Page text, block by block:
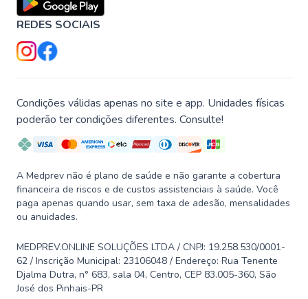
REDES SOCIAIS
Condições válidas apenas no site e app. Unidades físicas
poderão ter condições diferentes. Consulte!
A Medprev não é plano de saúde e não garante a cobertura
financeira de riscos e de custos assistenciais à saúde. Você
paga apenas quando usar, sem taxa de adesão, mensalidades
ou anuidades.
MEDPREV.ONLINE SOLUÇÕES LTDA / CNPJ: 19.258.530/0001-
62 / Inscrição Municipal: 23106048 / Endereço: Rua Tenente
Djalma Dutra, n° 683, sala 04, Centro, CEP 83.005-360, São
José dos Pinhais-PR